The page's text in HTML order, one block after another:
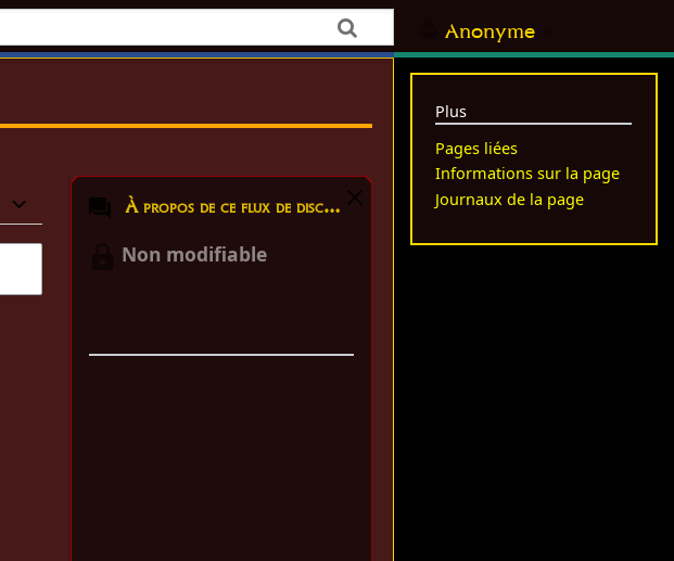
Anonyme
À propos de ce flux de discussion
Non modifiable
Plus
Pages liées
Informations sur la page
Journaux de la page